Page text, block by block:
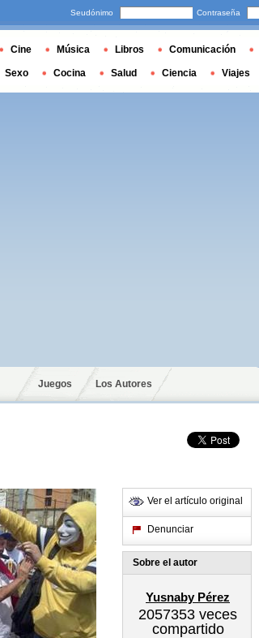
Juegos Los Autores
Ver el artículo original
Denunciar
Sobre el autor
Yusnaby Pérez
2057353 veces
compartido
Seudónimo Contraseña
Cine Música Libros Comunicación
Sexo Cocina Salud Ciencia Viajes